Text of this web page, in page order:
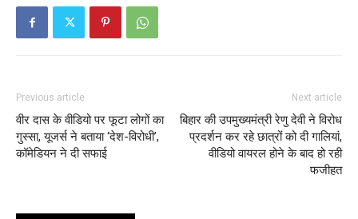
Previous article
वीर दास के वीडियो पर फूटा लोगों का
गुस्सा, यूजर्स ने बताया ‘देश-विरोधी’,
कॉमेडियन ने दी सफाई
Next article
बिहार की उपमुख्यमंत्री रेणु देवी ने विरोध
प्रदर्शन कर रहे छात्रों को दी गालियां,
वीडियो वायरल होने के बाद हो रही
फजीहत